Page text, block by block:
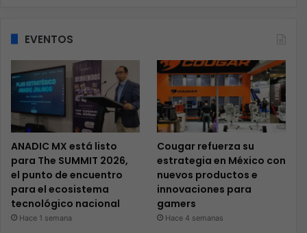
EVENTOS
ANADIC MX está listo
para The SUMMIT 2026,
el punto de encuentro
para el ecosistema
tecnológico nacional
Hace 1 semana
Cougar refuerza su
estrategia en México con
nuevos productos e
innovaciones para
gamers
Hace 4 semanas